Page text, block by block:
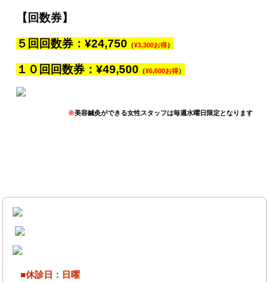
【回数券】
５回回数券：¥24,750 （¥3,300お得）
１０回回数券：¥49,500 （¥6,600お得）
※美容鍼灸ができる女性スタッフは毎週水曜日限定となります
■休診日：日曜